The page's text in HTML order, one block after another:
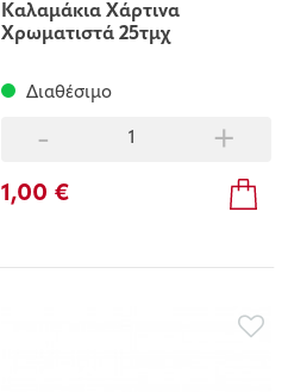
Καλαμάκια Χάρτινα
Χρωματιστά 25τμχ
Διαθέσιμο
- +
1,00 €